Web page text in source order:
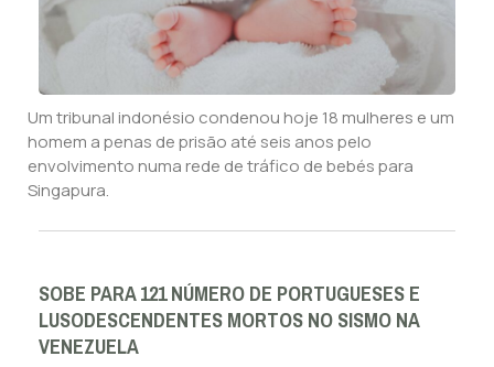
Um tribunal indonésio condenou hoje 18 mulheres e um
homem a penas de prisão até seis anos pelo
envolvimento numa rede de tráfico de bebés para
Singapura.
SOBE PARA 121 NÚMERO DE PORTUGUESES E
LUSODESCENDENTES MORTOS NO SISMO NA
VENEZUELA